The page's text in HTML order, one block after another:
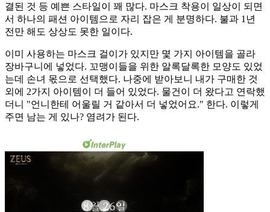
결된 것 등 예쁜 스타일이 꽤 많다. 마스크 착용이 일상이 되면
서 하나의 패션 아이템으로 자리 잡은 게 분명하다. 불과 1년
전만 해도 상상도 못한 일이다.
이미 사용하는 마스크 걸이가 있지만 몇 가지 아이템을 골라
장바구니에 넣었다. 꼬맹이들을 위한 알록달록한 모양도 있었
는데 손녀 몫으로 선택했다. 나중에 받아보니 내가 구매한 것
외에 2가지 아이템이 더 들어 있었다. 물건이 더 왔다고 연락했
더니 "언니한테 어울릴 거 같아서 더 넣었어요." 한다. 이렇게
주면 남는 게 있나? 염려가 된다.